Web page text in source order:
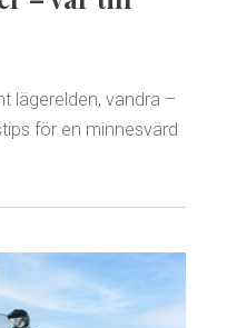
lägerelden, vandra –
för en minnesvärd